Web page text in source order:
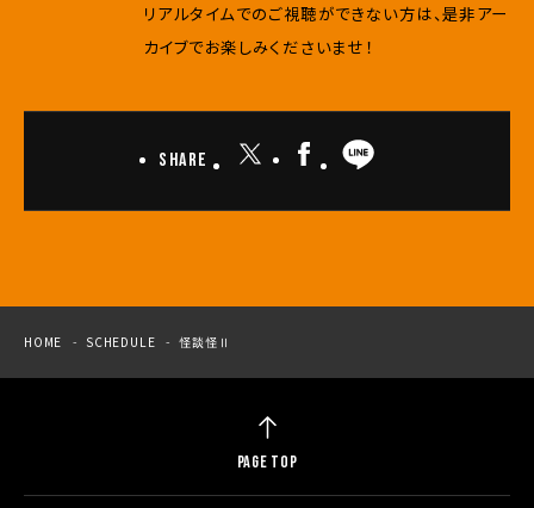
リアルタイムでのご視聴ができない方は、是非アー
カイブでお楽しみくださいませ！
Share
HOME SCHEDULE 怪談怪Ⅱ
PAGE TOP